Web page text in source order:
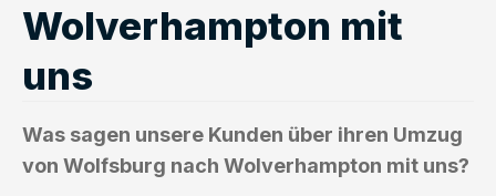
Wolverhampton mit
uns
Was sagen unsere Kunden über ihren Umzug
von Wolfsburg nach Wolverhampton mit uns?